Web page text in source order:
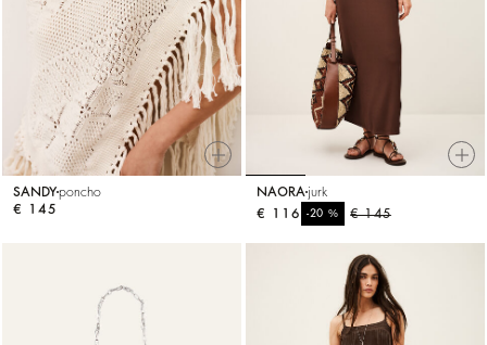
SANDYponcho
€ 145
NAORA jurk
€ 145
-20%
€ 116